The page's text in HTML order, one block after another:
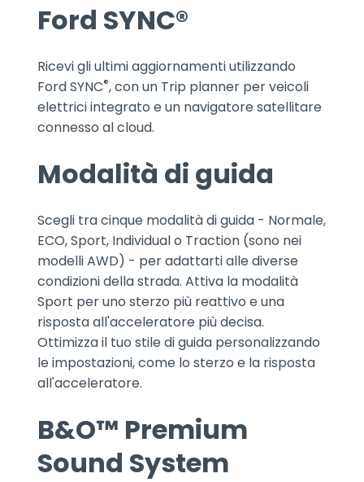
Ford SYNC®
Ricevi gli ultimi aggiornamenti utilizzando
Ford SYNC®, con un Trip planner per veicoli
elettrici integrato e un navigatore satellitare
connesso al cloud.
Modalità di guida
Scegli tra cinque modalità di guida - Normale,
ECO, Sport, Individual o Traction (sono nei
modelli AWD) - per adattarti alle diverse
condizioni della strada. Attiva la modalità
Sport per uno sterzo più reattivo e una
risposta all'acceleratore più decisa.
Ottimizza il tuo stile di guida personalizzando
le impostazioni, come lo sterzo e la risposta
all'acceleratore.
B&O™ Premium
Sound System